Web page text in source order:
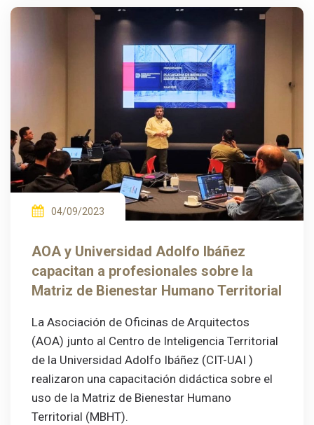
04/09/2023
AOA y Universidad Adolfo Ibáñez
capacitan a profesionales sobre la
Matriz de Bienestar Humano Territorial
La Asociación de Oficinas de Arquitectos
(AOA) junto al Centro de Inteligencia Territorial
de la Universidad Adolfo Ibáñez (CIT-UAI )
realizaron una capacitación didáctica sobre el
uso de la Matriz de Bienestar Humano
Territorial (MBHT).